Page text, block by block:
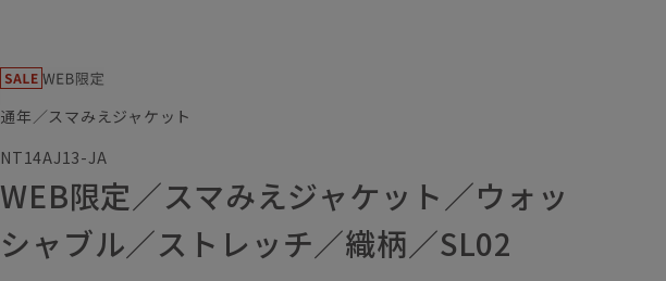
通年／スマみえジャケット
NT14AJ13-JA
WEB限定／スマみえジャケット／ウォッ
シャブル／ストレッチ／織柄／SL02